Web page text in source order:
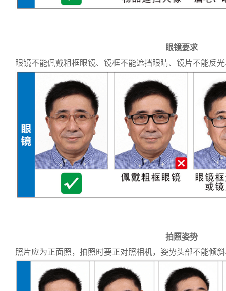
眼镜要求
眼镜不能佩戴粗框眼镜、镜框不能遮挡眼睛、镜片不能反
拍照姿势
照片应为正面照，拍照时要正对照相机，姿势头部不能倾